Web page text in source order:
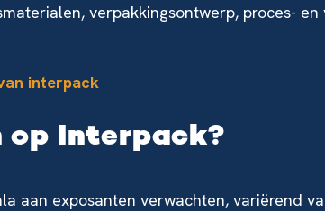
verpakkingsontwerp, proces-
interpack
op Interpack?
aan exposanten verwachten, variërend